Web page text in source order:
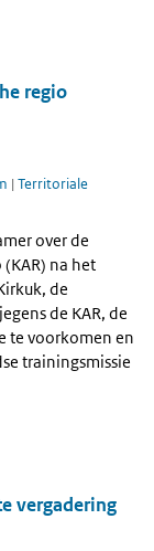
regio
| Territoriale
over de
na het
de
de KAR, de
te voorkomen en
trainingsmissie
vergadering